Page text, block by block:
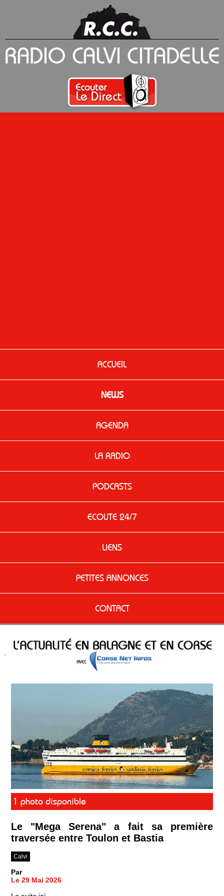
ACCUEIL
NEWS
AGENDA
LA RADIO
PODCASTS
ECOUTE 24/7
LIENS
PETITES ANNONCES
CONTACT
1 photo disponible
Le "Mega Serena" a fait sa première
traversée entre Toulon et Bastia
Calvi
Par
Le 29 Mai 2026